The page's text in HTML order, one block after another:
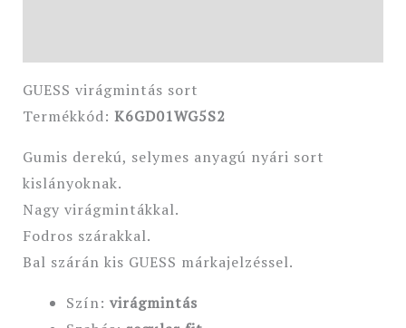
GUESS virágmintás sort
Termékkód: K6GD01WG5S2
Gumis derekú, selymes anyagú nyári sort
kislányoknak.
Nagy virágmintákkal.
Fodros szárakkal.
Bal szárán kis GUESS márkajelzéssel.
Szín: virágmintás